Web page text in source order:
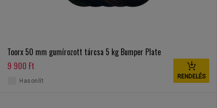
Toorx 50 mm gumírozott tárcsa 5 kg Bumper Plate
9 900 Ft
RENDELÉS
Hasonlít